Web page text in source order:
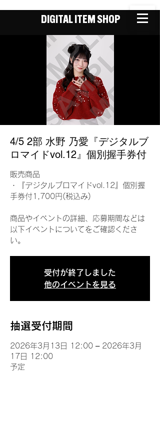
DIGITAL ITEM SHOP
4/5 2部 水野 乃愛『デジタルブ
ロマイドvol.12』個別握手券付
販売商品
・『デジタルブロマイドvol.12』個別握
手券付1,700円(税込み)
商品やイベントの詳細、応募期間などは
以下イベントについてをご確認くださ
い。
受付が終了しました
他のイベントを見る
抽選受付期間
2026年3月13日 12:00 – 2026年3月
17日 12:00
予定